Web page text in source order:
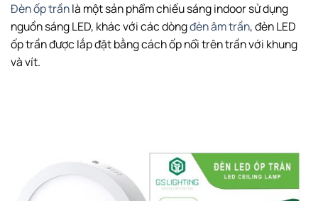
Đèn ốp trầnlà một sản phẩm chiếu sáng indoor sử dụng
nguồn sáng LED, khác với các dòngđèn âm trần, đèn LED
ốp trần được lắp đặt bằng cách ốp nổi trên trần với khung
và vít.